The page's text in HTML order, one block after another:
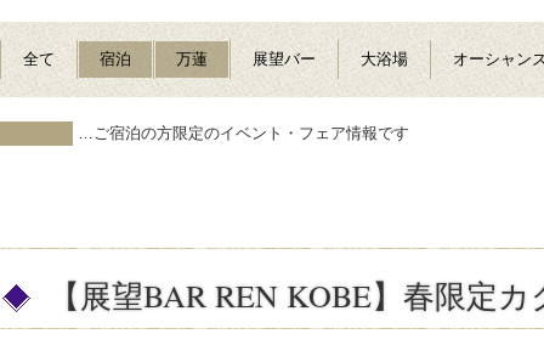
全て 宿泊 万蓮 展望バー 大浴場 オーシャン
…ご宿泊の方限定のイベント・フェア情報です
【展望BAR REN KOBE】春限定